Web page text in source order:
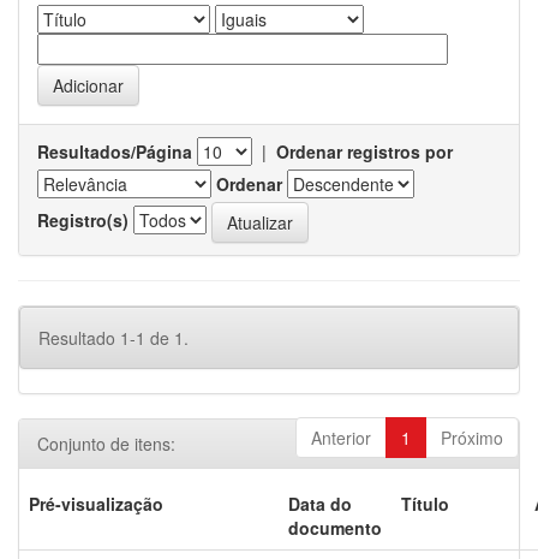
Resultados/Página | Ordenar registros por
Ordenar
Registro(s)
Resultado 1-1 de 1.
Anterior 1 Próximo
Conjunto de itens:
Pré-visualização
Data do
documento
Título